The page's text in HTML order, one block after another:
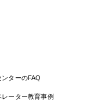
ンターのFAQ
レーター教育事例